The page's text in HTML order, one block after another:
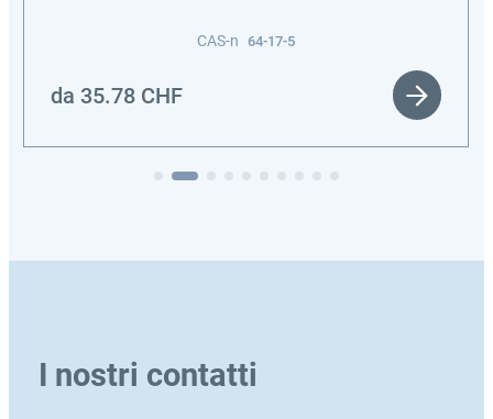
CAS-n 64-17-5
da35.78 CHF
I nostri contatti